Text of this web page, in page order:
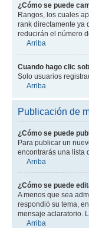
¿Cómo se puede
Rangos, los cuales
rank directamente ya
reducirán el número
Arriba
Cuando hago clic
Solo usuarios
Arriba
Publicación de
¿Cómo se puede
Para publicar un
encontrarás una lista
Arriba
¿Cómo se puede
A menos que sea
respondió su tema,
mensaje aclaratorio.
Arriba